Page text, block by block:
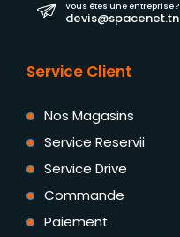
Vous êtes une entreprise ?
devis@spacenet.tn
Service Client
Nos Magasins
Service Reservii
Service Drive
Commande
Paiement